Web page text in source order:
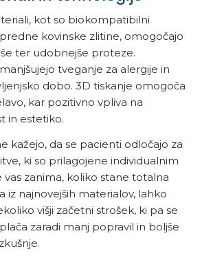
kot so biokompatibilni
kovinske zlitine, omogočajo
ter udobnejše proteze.
tveganje za alergije in
dobo. 3D tiskanje omogoča
kar pozitivno vpliva na
in estetiko.
kažejo, da se pacienti odločajo za
ki so prilagojene individualnim
zanima, koliko stane totalna
iz najnovejših materialov, lahko
višji začetni strošek, ki pa se
zaradi manj popravil in boljše